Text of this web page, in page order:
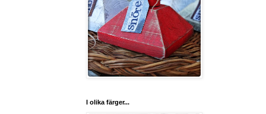
I olika färger...